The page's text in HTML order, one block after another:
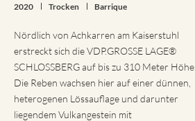
2020 Trocken Barrique
Nördlich von Achkarren am Kaiserstuhl
erstreckt sich die VDP.GROSSE LAGE®
SCHLOSSBERG auf bis zu 310 Meter Höhe.
Die Reben wachsen hier auf einer dünnen,
heterogenen Lössauflage und darunter
liegendem Vulkangestein mit